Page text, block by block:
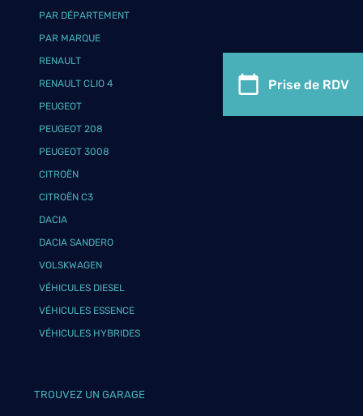
Prise de RDV
PAR DÉPARTEMENT
PAR MARQUE
RENAULT
RENAULT CLIO 4
PEUGEOT
PEUGEOT 208
PEUGEOT 3008
CITROËN
CITROËN C3
DACIA
DACIA SANDERO
VOLSKWAGEN
VÉHICULES DIESEL
VÉHICULES ESSENCE
VÉHICULES HYBRIDES
TROUVEZ UN GARAGE